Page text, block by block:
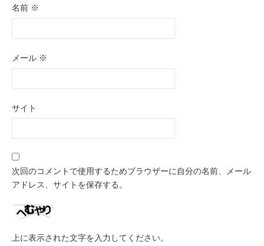
名前 ※
メール ※
サイト
次回のコメントで使用するためブラウザーに自分の名前、メール
アドレス、サイトを保存する。
上に表示された文字を入力してください。